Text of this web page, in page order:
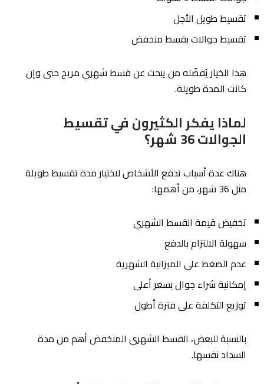
تقسيط طويل الأجل
تقسيط جوالات بقسط منخفض
هذا الخيار يُفضّله من يبحث عن قسط شهري مريح حتى وإن
كانت المدة طويلة.
لماذا يفكر الكثيرون في تقسيط
الجوالات 36 شهر؟
هناك عدة أسباب تدفع الأشخاص لاختيار مدة تقسيط طويلة
مثل 36 شهر، من أهمها:
تخفيض قيمة القسط الشهري
سهولة الالتزام بالدفع
عدم الضغط على الميزانية الشهرية
إمكانية شراء جوال بسعر أعلى
توزيع التكلفة على فترة أطول
بالنسبة للبعض، القسط الشهري المنخفض أهم من مدة
السداد نفسها.